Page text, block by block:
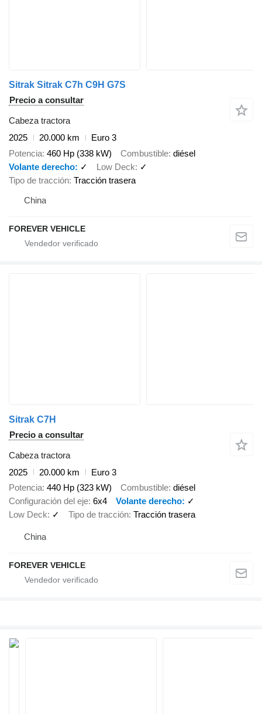
Sitrak Sitrak C7h C9H G7S
Precio a consultar
Cabeza tractora
2025
20.000 km
Euro 3
Potencia 460 Hp (338 kW) Combustible diésel
Volante derecho
✓ Low Deck
✓
Tipo de tracción Tracción trasera
China
FOREVER VEHICLE
Sitrak C7H
Precio a consultar
Cabeza tractora
2025
20.000 km
Euro 3
Potencia 440 Hp (323 kW) Combustible diésel
Configuración del eje 6x4 Volante derecho
✓
Low Deck
✓ Tipo de tracción Tracción trasera
China
FOREVER VEHICLE